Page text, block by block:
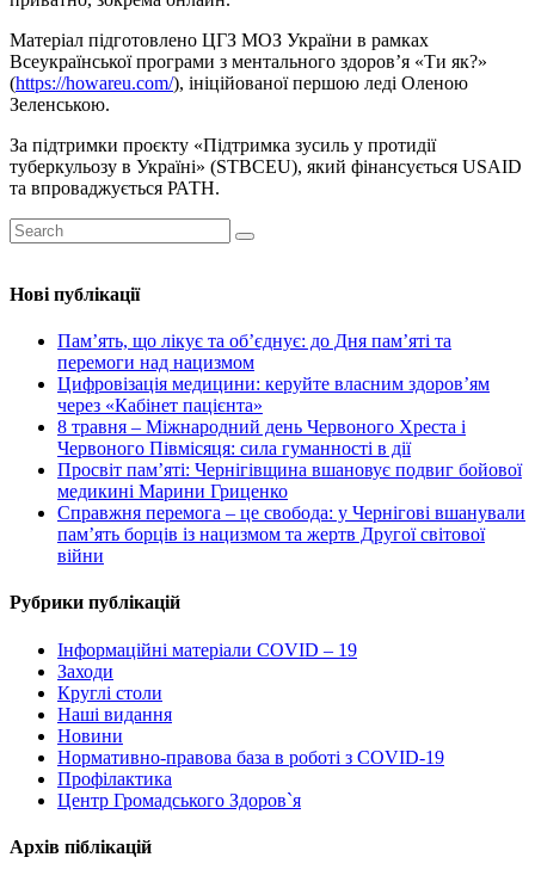
Матеріал підготовлено ЦГЗ МОЗ України в рамках
Всеукраїнської програми з ментального здоров’я «Ти як?»
(https://howareu.com/), ініційованої першою леді Оленою
Зеленською.
За підтримки проєкту «Підтримка зусиль у протидії
туберкульозу в Україні» (STBCEU), який фінансується USAID
та впроваджується РАТН.
Нові публікації
Пам’ять, що лікує та об’єднує: до Дня пам’яті та
перемоги над нацизмом
Цифровізація медицини: керуйте власним здоров’ям
через «Кабінет пацієнта»
8 травня – Міжнародний день Червоного Хреста і
Червоного Півмісяця: сила гуманності в дії
Просвіт пам’яті: Чернігівщина вшановує подвиг бойової
медикині Марини Гриценко
Справжня перемога – це свобода: у Чернігові вшанували
пам’ять борців із нацизмом та жертв Другої світової
війни
Рубрики публікацій
Інформаційні матеріали COVID – 19
Заходи
Круглі столи
Наші видання
Новини
Нормативно-правова база в роботі з COVID-19
Профілактика
Центр Громадського Здоров`я
Архів піблікацій